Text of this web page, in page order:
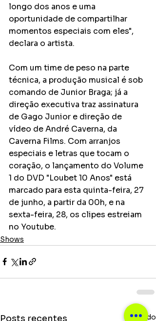
longo dos anos e uma
oportunidade de compartilhar
momentos especiais com eles",
declara o artista.
Com um time de peso na parte
técnica, a produção musical é sob
comando de Junior Braga; já a
direção executiva traz assinatura
de Gago Junior e direção de
vídeo de André Caverna, da
Caverna Films. Com arranjos
especiais e letras que tocam o
coração, o lançamento do Volume
1 do DVD "Loubet 10 Anos" está
marcado para esta quinta-feira, 27
de junho, a partir da 00h, e na
sexta-feira, 28, os clipes estreiam
no Youtube.
Shows
Posts recentes Ver tudo